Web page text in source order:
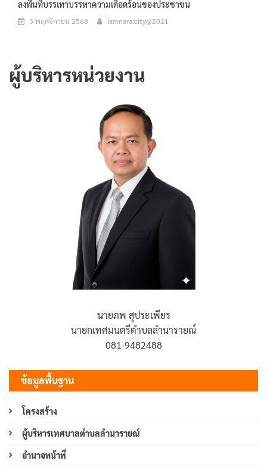
ลงพื้นที่บรรเทาบรรหาความเดือดร้อนของประชาชน
3 พฤศจิกายน 2568 lamnaraicity@2021
ผู้บริหารหน่วยงาน
นายภพ สุประเพียร
นายกเทศมนตรีตำบลลำนารายณ์
081-9482488
ข้อมูลพื้นฐาน
โครงสร้าง
ผู้บริหารเทศบาลตำบลลำนารายณ์
อำนาจหน้าที่